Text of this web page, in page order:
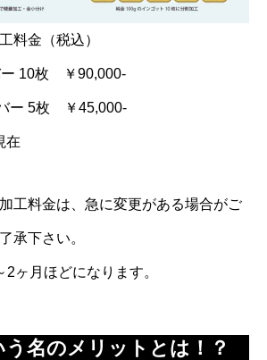
料金（税込）
ー 10枚 ￥90,000-
ー 5枚 ￥45,000-
在
工料金は、急に変更がある場合がご
承下さい。
2ヶ月ほどになります。
名のメリットとは！？